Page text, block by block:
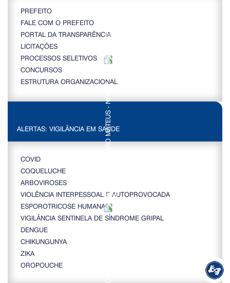
PREFEITO
FALE COM O PREFEITO
PORTAL DA TRANSPARÊNCIA
LICITAÇÕES
PROCESSOS SELETIVOS
CONCURSOS
ESTRUTURA ORGANIZACIONAL
ALERTAS: VIGILÂNCIA EM SAÚDE
COVID
COQUELUCHE
ARBOVIROSES
VIOLÊNCIA INTERPESSOAL E AUTOPROVOCADA
ESPOROTRICOSE HUMANA
VIGILÂNCIA SENTINELA DE SÍNDROME GRIPAL
DENGUE
CHIKUNGUNYA
ZIKA
OROPOUCHE